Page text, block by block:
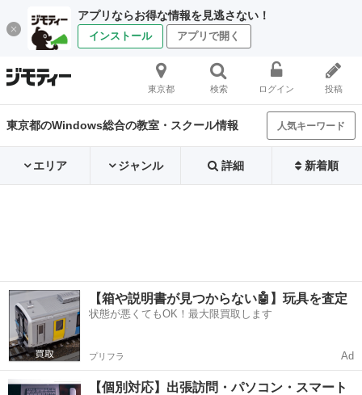
アプリならお得な情報を見逃さない！
インストール アプリで開く
東京都 検索 ログイン 投稿
東京都のWindows総合の教室・スクール情報 人気キーワード
エリア ジャンル 詳細 新着順
【箱や説明書が見つからない🤖】玩具を査定
状態が悪くてもOK！最大限買取します
プリフラ Ad
【個別対応】出張訪問・パソコン・スマート